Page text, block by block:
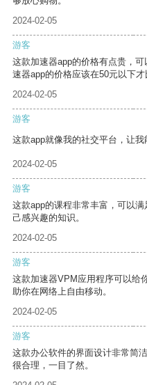
2024-02-05
游客
这款加速器app的价格有点贵，
速器app的价格应该在50元以下才
2024-02-05
游客
这款app就像我的社交平台，让我
2024-02-05
游客
这款app的课程非常丰富，可以
己感兴趣的知识。
2024-02-05
游客
这款加速器VPM应用程序可以给
助你在网络上自由移动。
2024-02-05
游客
这款办公软件的界面设计非常简
很合理，一目了然。